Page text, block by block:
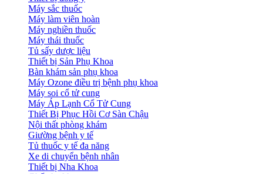
Máy sắc thuốc
Máy làm viên hoàn
Máy nghiền thuốc
Máy thái thuốc
Tủ sấy dược liệu
Thiết bị Sản Phụ Khoa
Bàn khám sản phụ khoa
Máy Ozone điều trị bệnh phụ khoa
Máy soi cổ tử cung
Máy Áp Lạnh Cổ Tử Cung
Thiết Bị Phục Hồi Cơ Sàn Chậu
Nội thất phòng khám
Giường bệnh y tế
Tủ thuốc y tế đa năng
Xe di chuyển bệnh nhân
Thiết bị Nha Khoa